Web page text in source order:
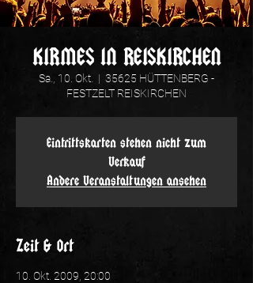
KIRMES IN REISKIRCHEN
Sa., 10. Okt.
  |
35625 HÜTTENBERG -
FESTZELT REISKIRCHEN
Eintrittskarten stehen nicht zum
Verkauf
Andere Veranstaltungen ansehen
Zeit & Ort
10. Okt. 2009, 20:00